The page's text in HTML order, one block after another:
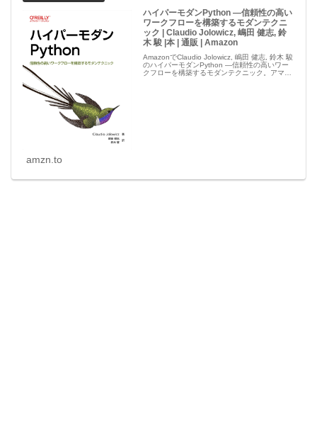
ハイパーモダンPython ―信頼性の高い
ワークフローを構築するモダンテクニ
ック | Claudio Jolowicz, 嶋田 健志, 鈴
木 駿 |本 | 通販 | Amazon
AmazonでClaudio Jolowicz, 嶋田 健志, 鈴木 駿
のハイパーモダンPython ―信頼性の高いワー
クフローを構築するモダンテクニック。アマゾ
amzn.to